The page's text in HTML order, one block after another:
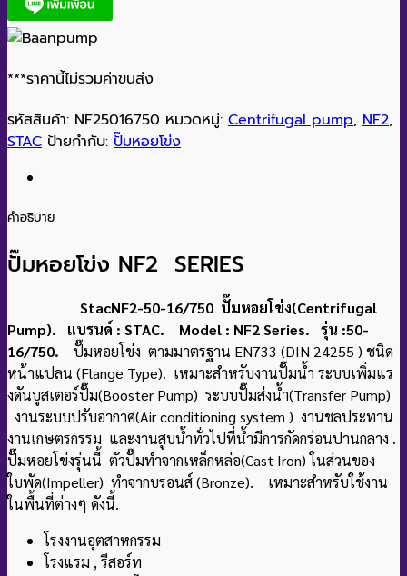
***ราคานี้ไม่รวมค่าขนส่ง
รหัสสินค้า: NF25016750 หมวดหมู่: Centrifugal pump, NF2,
STAC ป้ายกำกับ: ปั๊มหอยโข่ง
คำอธิบาย
ปั๊มหอยโข่ง NF2 SERIES
StacNF2-50-16/750 ปั๊มหอยโข่ง(Centrifugal
Pump). แบรนด์ : STAC. Model : NF2 Series. รุ่น :50-
16/750. ปั๊มหอยโข่ง ตามมาตรฐาน EN733 (DIN 24255 ) ชนิด
หน้าแปลน (Flange Type). เหมาะสําหรับงานปั๊มน้ำ ระบบเพิ่มแร
งดันบูสเตอร์ปั๊ม(Booster Pump) ระบบปั๊มส่งน้ำ(Transfer Pump)
งานระบบปรับอากาศ(Air conditioning system ) งานชลประทาน
งานเกษตรกรรม และงานสูบน้ําทั่วไปที่น้ํามีการกัดกร่อนปานกลาง .
ปั๊มหอยโข่งรุ่นนี้ ตัวปั๊มทำจากเหล็กหล่อ(Cast Iron) ในส่วนของ
ใบพัด(Impeller) ทําจากบรอนส์ (Bronze). เหมาะสําหรับใช้งาน
ในพื้นที่ต่างๆ ดังนี้.
โรงงานอุตสาหกรรม
โรงแรม , รีสอร์ท